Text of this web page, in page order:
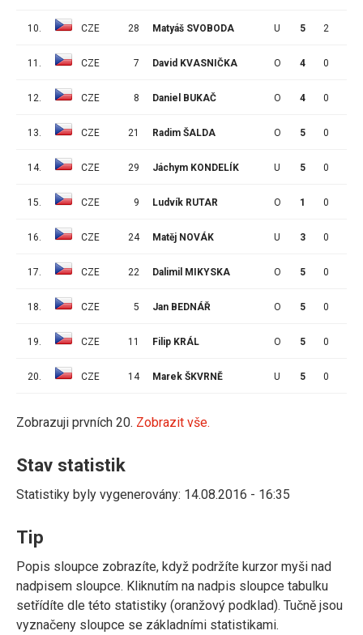
10. CZE 28 Matyáš SVOBODA U 5 2
11. CZE 7 David KVASNIČKA O 4 0
12. CZE 8 Daniel BUKAČ O 4 0
13. CZE 21 Radim ŠALDA O 5 0
14. CZE 29 Jáchym KONDELÍK U 5 0
15. CZE 9 Ludvík RUTAR O 1 0
16. CZE 24 Matěj NOVÁK U 3 0
17. CZE 22 Dalimil MIKYSKA O 5 0
18. CZE 5 Jan BEDNÁŘ O 5 0
19. CZE 11 Filip KRÁL O 5 0
20. CZE 14 Marek ŠKVRNĚ U 5 0
Zobrazuji prvních 20. Zobrazit vše.
Stav statistik
Statistiky byly vygenerovány: 14.08.2016 - 16:35
Tip
Popis sloupce zobrazíte, když podržíte kurzor myši nad
nadpisem sloupce. Kliknutím na nadpis sloupce tabulku
setřídíte dle této statistiky (oranžový podklad). Tučně jsou
vyznačeny sloupce se základními statistikami.